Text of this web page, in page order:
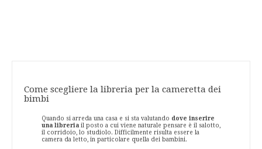
Come scegliere la libreria per la cameretta dei
bimbi
Quando si arreda una casa e si sta valutando dove inserire
una libreria il posto a cui viene naturale pensare è il salotto,
il corridoio, lo studiolo. Difficilmente risulta essere la
camera da letto, in particolare quella dei bambini.